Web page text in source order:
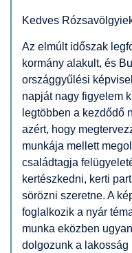
Kedves
Az elmúlt időszak
kormány alakult, és
országgyűlési
napját nagy figyelem
legtöbben a kezdődő
azért, hogy
munkája mellett
családtagja
kertészkedni, kerti
sörözni szeretne. A
foglalkozik a nyár
munka eközben
dolgozunk a lakosság